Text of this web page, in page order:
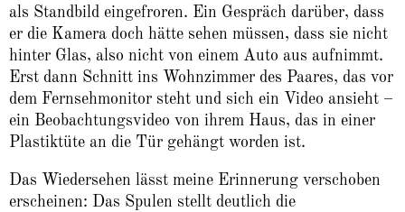
als Standbild eingefroren. Ein Gespräch darüber, dass
er die Kamera doch hätte sehen müssen, dass sie nicht
hinter Glas, also nicht von einem Auto aus aufnimmt.
Erst dann Schnitt ins Wohnzimmer des Paares, das vor
dem Fernsehmonitor steht und sich ein Video ansieht –
ein Beobachtungsvideo von ihrem Haus, das in einer
Plastiktüte an die Tür gehängt worden ist.
Das Wiedersehen lässt meine Erinnerung verschoben
erscheinen: Das Spulen stellt deutlich die